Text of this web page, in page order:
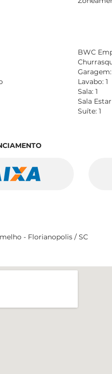
BWC
Lavabo: 1
Sala: 1
Sala
Suíte: 1
- Florianopolis / SC